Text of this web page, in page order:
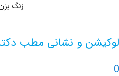
و نشانی مطب دکتر